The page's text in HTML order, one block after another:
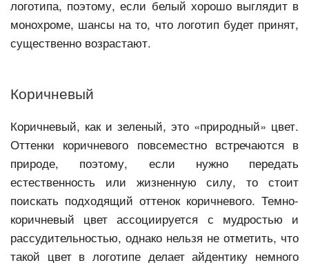
логотипа, поэтому, если белый хорошо выглядит в
монохроме, шансы на то, что логотип будет принят,
существенно возрастают.
Коричневый
Коричневый, как и зеленый, это «природный» цвет.
Оттенки коричневого повсеместно встречаются в
природе, поэтому, если нужно передать
естественность или жизненную силу, то стоит
поискать подходящий оттенок коричневого. Темно-
коричневый цвет ассоциируется с мудростью и
рассудительностью, однако нельзя не отметить, что
такой цвет в логотипе делает айдентику немного